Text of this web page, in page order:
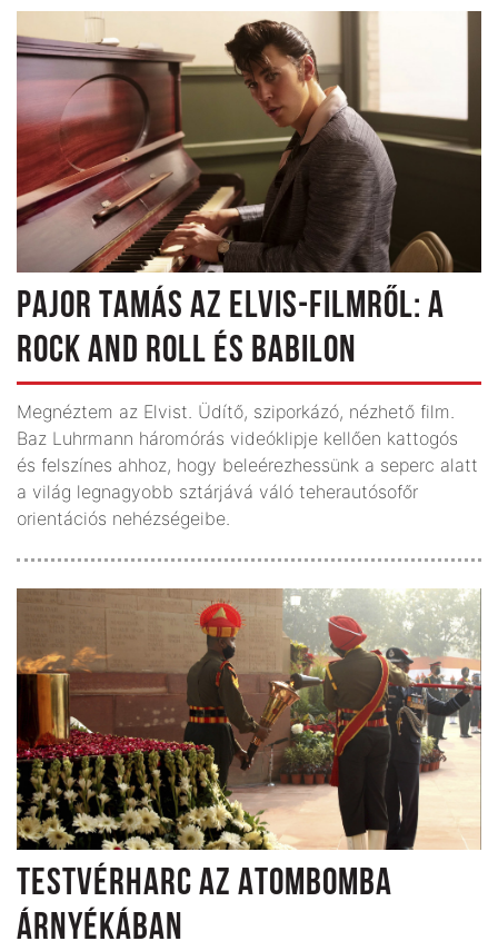
PAJOR TAMÁS AZ ELVIS-FILMRŐL: A
ROCK AND ROLL ÉS BABILON
Megnéztem az Elvist. Üdítő, sziporkázó, nézhető film.
Baz Luhrmann háromórás videóklipje kellően kattogós
és felszínes ahhoz, hogy beleérezhessünk a seperc alatt
a világ legnagyobb sztárjává váló teherautósofőr
orientációs nehézségeibe.
TESTVÉRHARC AZ ATOMBOMBA
ÁRNYÉKÁBAN